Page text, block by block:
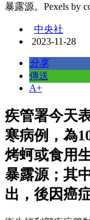
暴露源。Pexels by
中央社
2023-11-28
分享
傳送
A+
疾管署今天
寒病例，為
烤蚵或食用
暴露源；其
出，後因癌